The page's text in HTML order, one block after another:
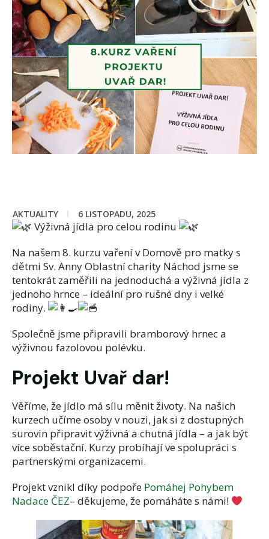
AKTUALITY 6 LISTOPADU, 2025
Výživná jídla pro celou rodinu
Na našem 8. kurzu vaření v Domově pro matky s
dětmi Sv. Anny Oblastní charity Náchod jsme se
tentokrát zaměřili na jednoduchá a výživná jídla z
jednoho hrnce – ideální pro rušné dny i velké
rodiny.
Společně jsme připravili bramborový hrnec a
výživnou fazolovou polévku.
Projekt Uvař dar!
Věříme, že jídlo má sílu měnit životy. Na našich
kurzech učíme osoby v nouzi, jak si z dostupných
surovin připravit výživná a chutná jídla – a jak být
více soběstační. Kurzy probíhají ve spolupráci s
partnerskými organizacemi.
Projekt vznikl díky podpoře Pomáhej Pohybem
Nadace ČEZ– děkujeme, že pomáháte s námi!